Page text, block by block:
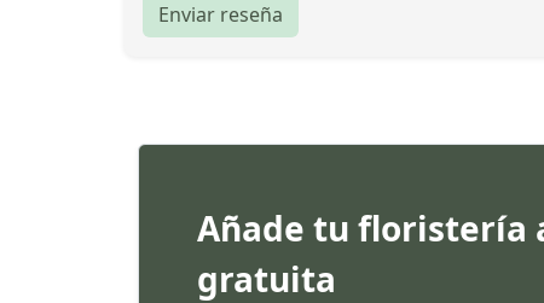
Enviar reseña
Añade tu floristería
gratuita